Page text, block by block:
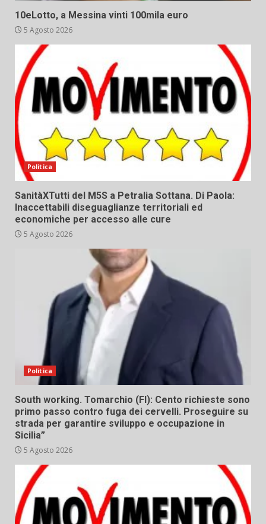
10eLotto, a Messina vinti 100mila euro
5 Agosto 2026
Politica
SanitàXTutti del M5S a Petralia Sottana. Di Paola:
Inaccettabili diseguaglianze territoriali ed
economiche per accesso alle cure
5 Agosto 2026
Politica
South working. Tomarchio (FI): Cento richieste sono
primo passo contro fuga dei cervelli. Proseguire su
strada per garantire sviluppo e occupazione in
Sicilia”
5 Agosto 2026